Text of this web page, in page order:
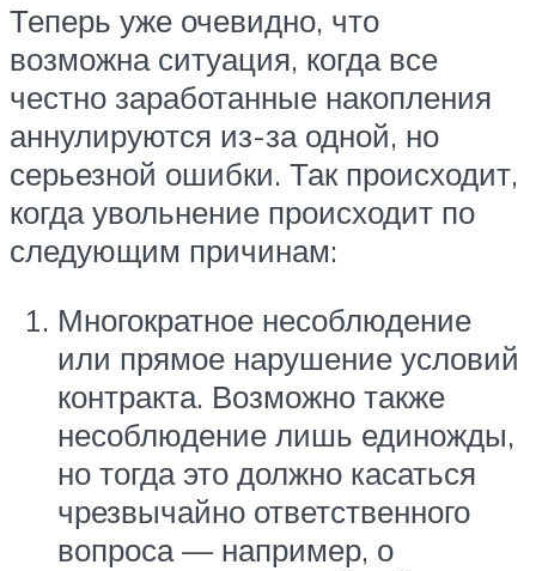
Теперь уже очевидно, что
возможна ситуация, когда все
честно заработанные накопления
аннулируются из-за одной, но
серьезной ошибки. Так происходит,
когда увольнение происходит по
следующим причинам:
Многократное несоблюдение
или прямое нарушение условий
контракта. Возможно также
несоблюдение лишь единожды,
но тогда это должно касаться
чрезвычайно ответственного
вопроса — например, о